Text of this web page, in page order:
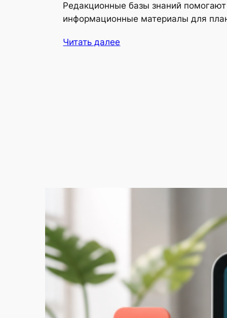
Редакционные базы знаний
информационные материалы для
Читать далее